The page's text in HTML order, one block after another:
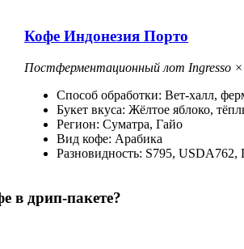
Кофе Индонезия Порто
Постферментационный лот Ingresso
Способ обработки: Вет-халл,
Букет вкуса: Жёлтое яблоко,
Регион: Суматра, Гайо
Вид кофе: Арабика
Разновидность: S795, USDA762,
в дрип-пакете?